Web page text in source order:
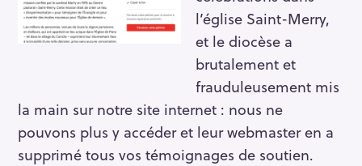
l’église Saint-Merry,
et le diocèse a
brutalement et
frauduleusement mis
la main sur notre site internet : nous ne
pouvons plus y accéder et leur webmaster en a
supprimé tous vos témoignages de soutien.